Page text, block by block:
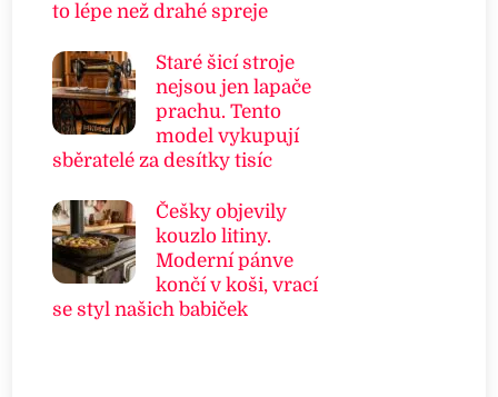
to lépe než drahé spreje
Staré šicí stroje
nejsou jen lapače
prachu. Tento
model vykupují
sběratelé za desítky tisíc
Češky objevily
kouzlo litiny.
Moderní pánve
končí v koši, vrací
se styl našich babiček